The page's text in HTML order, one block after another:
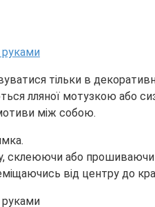
тільки в
лляної мотузкою або
між собою.
склеюючи або
від центру до